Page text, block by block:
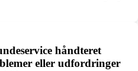
håndteret
eller udfordringer